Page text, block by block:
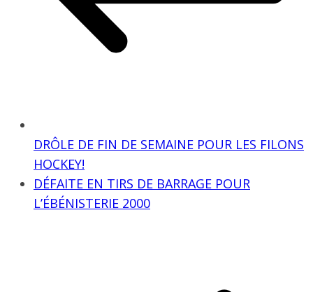
DRÔLE DE FIN DE SEMAINE POUR LES FILONS
HOCKEY!
DÉFAITE EN TIRS DE BARRAGE POUR
L’ÉBÉNISTERIE 2000